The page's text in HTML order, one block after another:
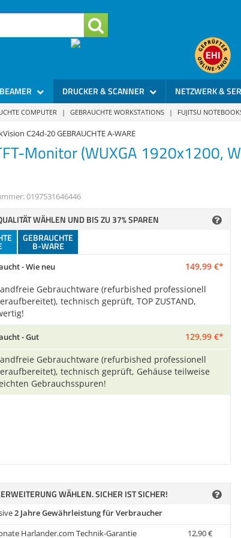
DRUCKER & SCANNER NETZWERK &
COMPUTER | GEBRAUCHTE WORKSTATIONS | FUJITSU
C24d-20 GEBRAUCHTE A-WARE
Monitor (WUXGA 1920x1200,
0197531646446
WÄHLEN UND BIS ZU 37% SPAREN
GEBRAUCHTE
B-WARE
- Wie neu 149,99 €*
Gebrauchtware (refurbished professionell
technisch geprüft, TOP ZUSTAND,
- Gut 129,99 €*
Gebrauchtware (refurbished professionell
technisch geprüft, Gehäuse teilweise
Gebrauchsspuren!
WÄHLEN. SICHER IST SICHER!
2 Jahre Gewährleistung für Verbraucher
Harlander.com Technik-Garantie
12,90€